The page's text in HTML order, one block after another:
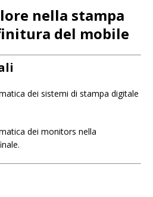
nella stampa
del mobile
dei sistemi di stampa digitale
dei monitors nella